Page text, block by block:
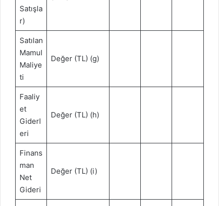
Satışla
r)
Satılan
Mamul
Maliye
ti
Değer (TL) (g)
Faaliy
et
Giderl
eri
Değer (TL) (h)
Finans
man
Net
Gideri
Değer (TL) (i)